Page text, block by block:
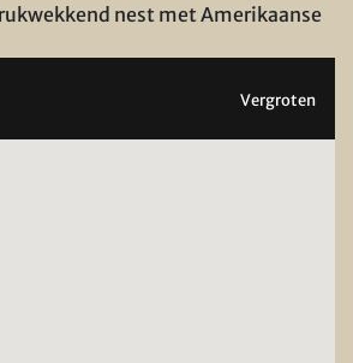
nest met Amerikaanse
Vergroten